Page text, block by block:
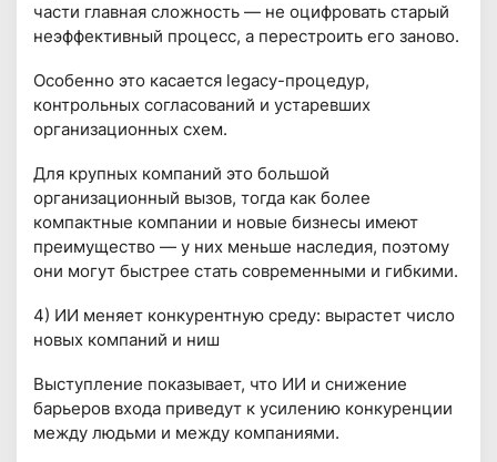
части главная сложность — не оцифровать старый
неэффективный процесс, а перестроить его заново.
Особенно это касается legacy-процедур,
контрольных согласований и устаревших
организационных схем.
Для крупных компаний это большой
организационный вызов, тогда как более
компактные компании и новые бизнесы имеют
преимущество — у них меньше наследия, поэтому
они могут быстрее стать современными и гибкими.
4) ИИ меняет конкурентную среду: вырастет число
новых компаний и ниш
Выступление показывает, что ИИ и снижение
барьеров входа приведут к усилению конкуренции
между людьми и между компаниями.